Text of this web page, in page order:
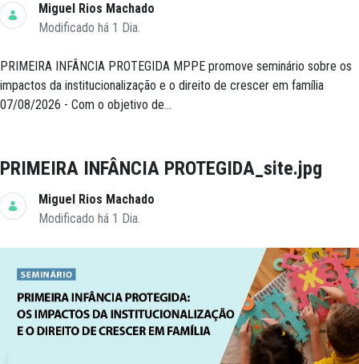
Miguel Rios Machado
Modificado há 1 Dia.
PRIMEIRA INFÂNCIA PROTEGIDA MPPE promove seminário sobre os
impactos da institucionalização e o direito de crescer em família
07/08/2026 - Com o objetivo de...
PRIMEIRA INFÂNCIA PROTEGIDA_site.jpg
Miguel Rios Machado
Modificado há 1 Dia.